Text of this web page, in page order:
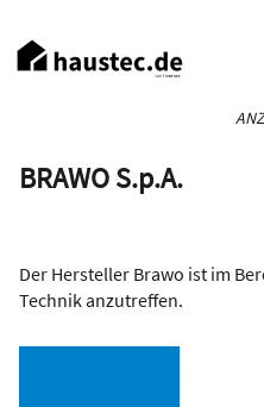
zum
Inhalt
BRAWO S.p.A.
Der Hersteller Brawo ist im
Technik anzutreffen.